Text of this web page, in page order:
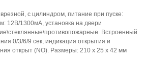
с цилиндром, питание при пуске:
12В/1300мА, установка на двери
Встроенный
0/3/6/9 сек, индикация открытия и
открыт (NO). Размеры: 210 х 25 х 42 мм